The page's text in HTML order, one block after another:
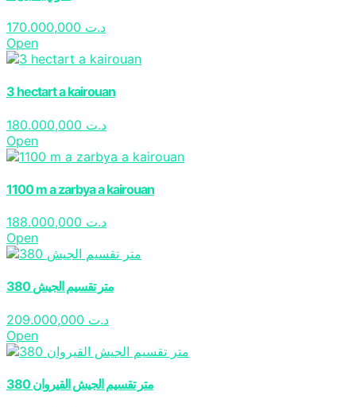
د.ت
Open
3 hectart a kairouan
د.ت
Open
1100 m a zarbya a kairouan
د.ت
Open
380 متر تقسيم الجيش
د.ت
Open
380 متر تقسيم الجيش القيروان